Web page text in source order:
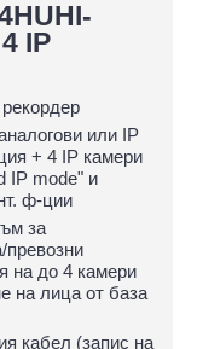
IP
или IP
+ 4 IP камери
IP mode" и
ф-ции
за
превозни
на до 4 камери
на лица от база
кабел (запис на